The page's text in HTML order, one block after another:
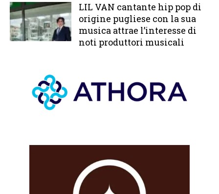
LIL VAN cantante hip pop di
origine pugliese con la sua
musica attrae l’interesse di
noti produttori musicali